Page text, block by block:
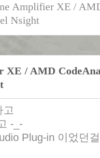
Amplifier XE /
Nsight
XE / AMD
고
-_-
Plug-in 이었던